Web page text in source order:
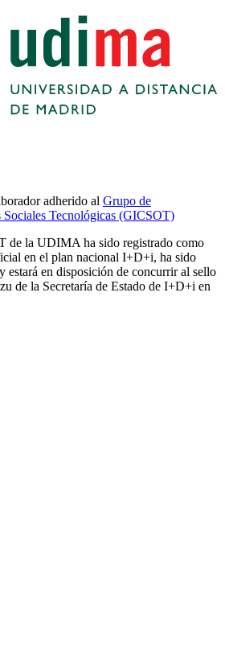
adherido al Grupo de
Tecnológicas (GICSOT)
de la UDIMA ha sido registrado como
en el plan nacional I+D+i, ha sido
estará en disposición de concurrir al sello
de la Secretaría de Estado de I+D+i en